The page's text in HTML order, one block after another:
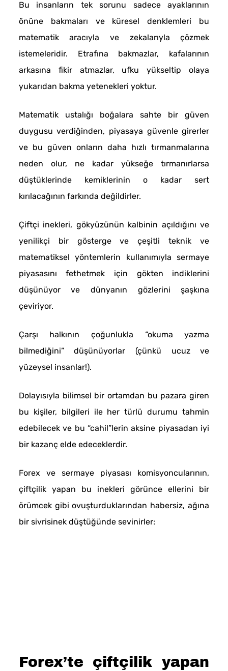
Bu insanların tek sorunu sadece ayaklarının
önüne bakmaları ve küresel denklemleri bu
matematik aracıyla ve zekalarıyla çözmek
istemeleridir. Etrafına bakmazlar, kafalarının
arkasına fikir atmazlar, ufku yükseltip olaya
yukarıdan bakma yetenekleri yoktur.
Matematik ustalığı boğalara sahte bir güven
duygusu verdiğinden, piyasaya güvenle girerler
ve bu güven onların daha hızlı tırmanmalarına
neden olur, ne kadar yükseğe tırmanırlarsa
düştüklerinde kemiklerinin o kadar sert
kırılacağının farkında değildirler.
Çiftçi inekleri, gökyüzünün kalbinin açıldığını ve
yenilikçi bir gösterge ve çeşitli teknik ve
matematiksel yöntemlerin kullanımıyla sermaye
piyasasını fethetmek için gökten indiklerini
düşünüyor ve dünyanın gözlerini şaşkına
çeviriyor.
Çarşı halkının çoğunlukla “okuma yazma
bilmediğini” düşünüyorlar (çünkü ucuz ve
yüzeysel insanlar!).
Dolayısıyla bilimsel bir ortamdan bu pazara giren
bu kişiler, bilgileri ile her türlü durumu tahmin
edebilecek ve bu “cahil”lerin aksine piyasadan iyi
bir kazanç elde edeceklerdir.
Forex ve sermaye piyasası komisyoncularının,
çiftçilik yapan bu inekleri görünce ellerini bir
örümcek gibi ovuşturduklarından habersiz, ağına
bir sivrisinek düştüğünde sevinirler:
Forex’te çiftçilik yapan